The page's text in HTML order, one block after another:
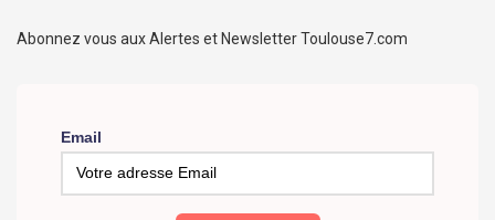
Abonnez vous aux Alertes et Newsletter Toulouse7.com
Email